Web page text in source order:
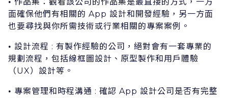
•
⾯確保他們有相關的 App 設計和開發經驗，另⼀⽅⾯
也要尋找與你所需技術或⾏業相關的專案案例。
• 設計流程 : 有製作經驗的公司，絕對會有⼀套專業的
規劃流程，包括線框圖設計、原型製作和⽤戶體驗
（UX）設計等。
• 專案管理和時程溝通 : 確認 App 設計公司是否有完整